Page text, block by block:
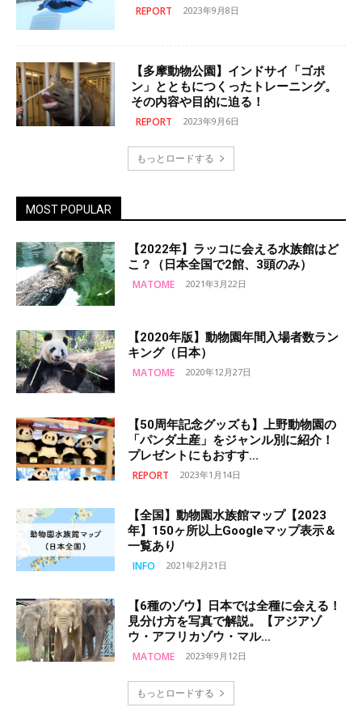
REPORT 2023年9月8日
【多摩動物公園】インドサイ「ゴポ
ン」とともにつくったトレーニング。
その内容や目的に迫る！
REPORT 2023年9月6日
もっとロードする
MOST POPULAR
【2022年】ラッコに会える水族館はど
こ？（日本全国で2館、3頭のみ）
MATOME 2021年3月22日
【2020年版】動物園年間入場者数ラン
キング（日本）
MATOME 2020年12月27日
【50周年記念グッズも】上野動物園の
「パンダ土産」をジャンル別に紹介！
プレゼントにもおすす...
REPORT 2023年1月14日
【全国】動物園水族館マップ【2023
年】150ヶ所以上Googleマップ表示＆
一覧あり
INFO 2021年2月21日
【6種のゾウ】日本では全種に会える！
見分け方を写真で解説。【アジアゾ
ウ・アフリカゾウ・マル...
MATOME 2023年9月12日
もっとロードする